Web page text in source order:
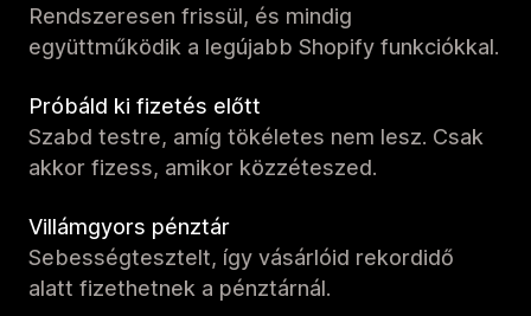
Rendszeresen frissül, és mindig
együttműködik a legújabb Shopify funkciókkal.
Próbáld ki fizetés előtt
Szabd testre, amíg tökéletes nem lesz. Csak
akkor fizess, amikor közzéteszed.
Villámgyors pénztár
Sebességtesztelt, így vásárlóid rekordidő
alatt fizethetnek a pénztárnál.